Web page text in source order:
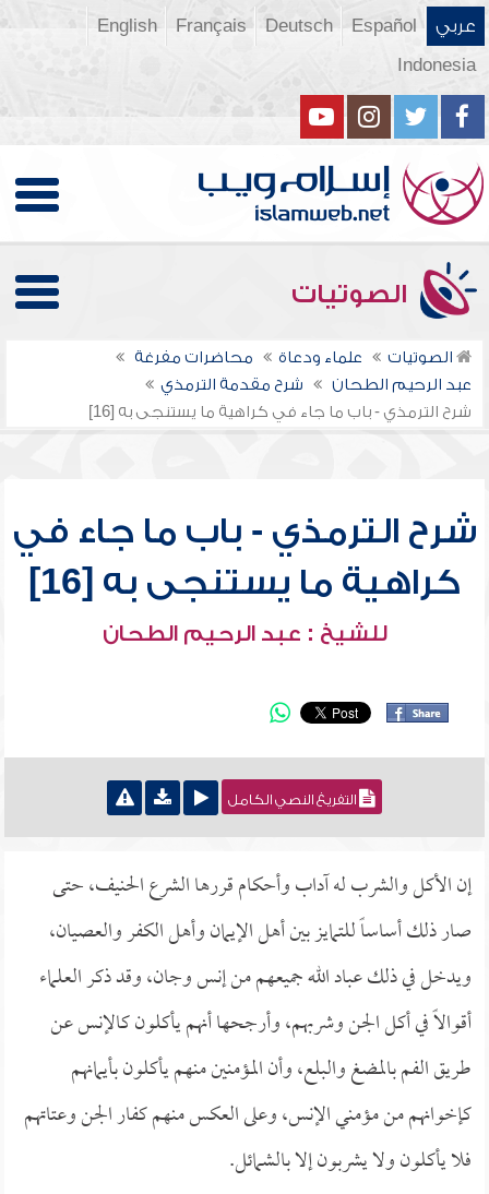
عربي Español
Deutsch
Français
English
Indonesia
الصوتيات
الصوتيات علماء ودعاة
محاضرات مفرغة
عبد الرحيم الطحان
شرح مقدمة الترمذي
شرح الترمذي - باب ما جاء في كراهية ما يستنجى به [16]
شرح الترمذي - باب ما جاء في
كراهية ما يستنجى به [16]
للشيخ : عبد الرحيم الطحان
التفريغ النصي الكامل
إن الأكل والشرب له آداب وأحكام قررها الشرع الحنيف، حتى
صار ذلك أساساً للتمايز بين أهل الإيمان وأهل الكفر والعصيان،
ويدخل في ذلك عباد الله جميعهم من إنس وجان، وقد ذكر العلماء
أقوالاً في أكل الجن وشربهم، وأرجحها أنهم يأكلون كالإنس عن
طريق الفم بالمضغ والبلع، وأن المؤمنين منهم يأكلون بأيمانهم
كإخوانهم من مؤمني الإنس، وعلى العكس منهم كفار الجن وعتاتهم
فلا يأكلون ولا يشربون إلا بالشمائل.